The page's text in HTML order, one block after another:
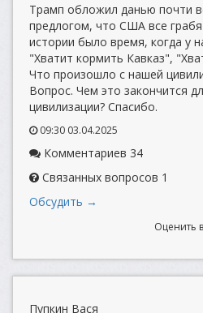
Трамп обложил данью почти
предлогом, что США все
истории было время, когда у
"Хватит кормить Кавказ",
Что произошло с нашей
Вопрос. Чем это закончится
цивилизации? Спасибо.
09:30 03.04.2025
Комментариев 34
Связанных вопросов 1
Обсудить →
Оценить
Пупкин Вася